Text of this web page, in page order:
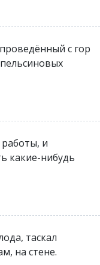
с гор
и
какие-нибудь
таскал
на стене.